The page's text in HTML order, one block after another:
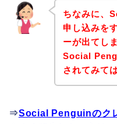
ちなみに、
申し込みを
ーが出てし
Social
されてみて
⇒Social Penguinのク